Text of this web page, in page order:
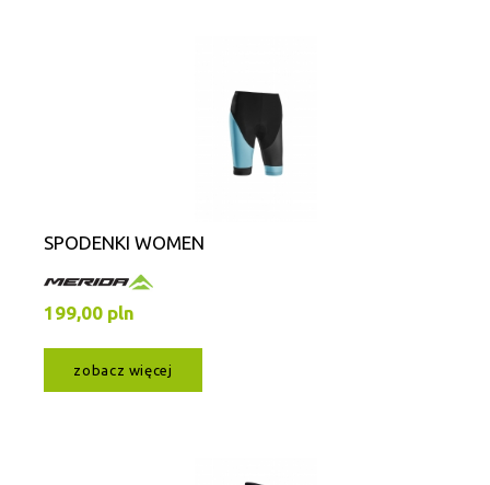
SPODENKI WOMEN
199,00 pln
zobacz więcej